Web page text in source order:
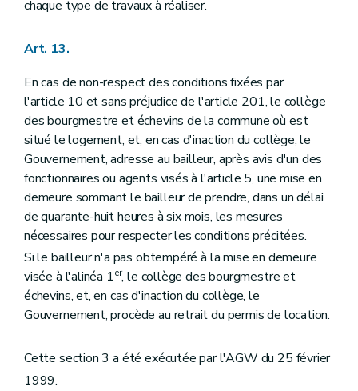
chaque type de travaux à réaliser.
Art. 13.
En cas de non-respect des conditions fixées par
l'article 10 et sans préjudice de l'article 201, le collège
des bourgmestre et échevins de la commune où est
situé le logement, et, en cas d'inaction du collège, le
Gouvernement, adresse au bailleur, après avis d'un des
fonctionnaires ou agents visés à l'article 5, une mise en
demeure sommant le bailleur de prendre, dans un délai
de quarante-huit heures à six mois, les mesures
nécessaires pour respecter les conditions précitées.
Si le bailleur n'a pas obtempéré à la mise en demeure
visée à l'alinéa 1er, le collège des bourgmestre et
échevins, et, en cas d'inaction du collège, le
Gouvernement, procède au retrait du permis de location.
Cette section 3 a été exécutée par l'AGW du 25 février
1999.